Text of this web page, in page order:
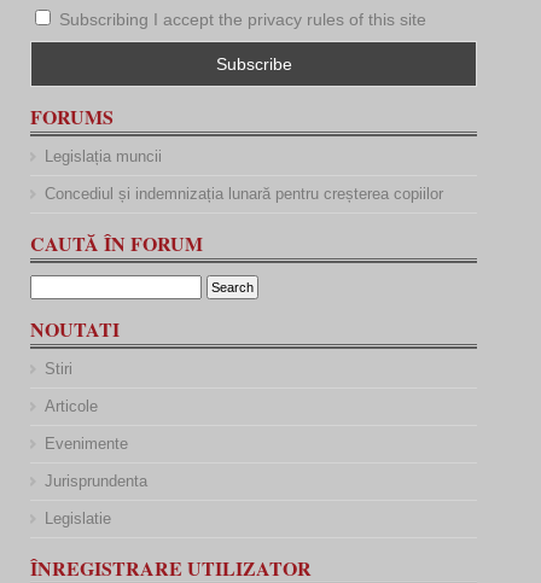
Subscribing I accept the privacy rules of this site
FORUMS
Legislația muncii
Concediul și indemnizația lunară pentru creșterea copiilor
CAUTĂ ÎN FORUM
NOUTATI
Stiri
Articole
Evenimente
Jurisprundenta
Legislatie
ÎNREGISTRARE UTILIZATOR